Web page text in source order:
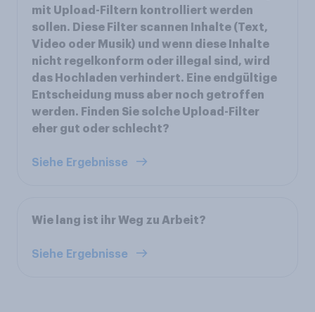
mit Upload-Filtern kontrolliert werden
sollen. Diese Filter scannen Inhalte (Text,
Video oder Musik) und wenn diese Inhalte
nicht regelkonform oder illegal sind, wird
das Hochladen verhindert. Eine endgültige
Entscheidung muss aber noch getroffen
werden. Finden Sie solche Upload-Filter
eher gut oder schlecht?
Siehe Ergebnisse
Wie lang ist ihr Weg zu Arbeit?
Siehe Ergebnisse